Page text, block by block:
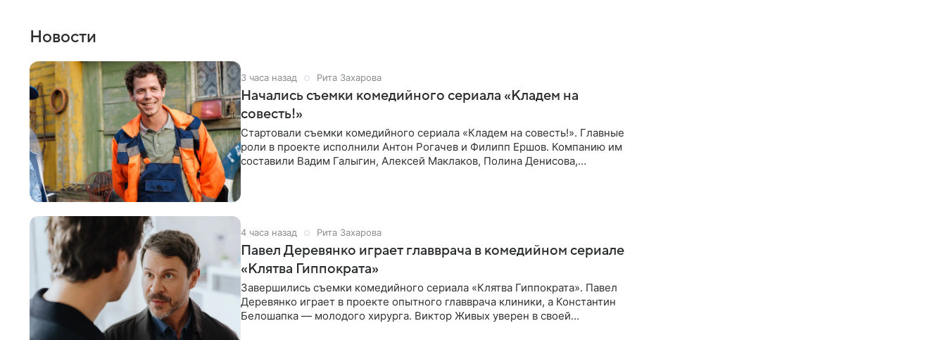
Новости
3 часа назад Рита Захарова
Начались съемки комедийного сериала «Кладем на
совесть!»
Стартовали съемки комедийного сериала «Кладем на совесть!». Главные
роли в проекте исполнили Антон Рогачев и Филипп Ершов. Компанию им
составили Вадим Галыгин, Алексей Маклаков, Полина Денисова,
4 часа назад Рита Захарова
Павел Деревянко играет главврача в комедийном сериале
«Клятва Гиппократа»
Завершились съемки комедийного сериала «Клятва Гиппократа». Павел
Деревянко играет в проекте опытного главврача клиники, а Константин
Белошапка — молодого хирурга. Виктор Живых уверен в своей